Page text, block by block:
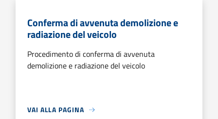
Conferma di avvenuta demolizione e
radiazione del veicolo
Procedimento di conferma di avvenuta
demolizione e radiazione del veicolo
VAI ALLA PAGINA